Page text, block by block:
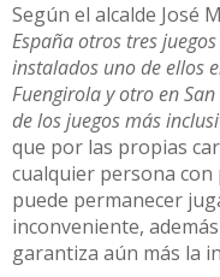
Según el alcalde José
España otros tres
instalados uno de ellos
Fuengirola y otro en San
de los juegos más
que por las propias
cualquier persona
puede permanecer
inconveniente,
garantiza aún más la